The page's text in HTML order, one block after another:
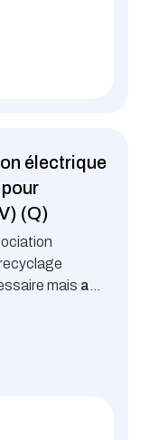
électrique
(Q)
mais au
dépendance